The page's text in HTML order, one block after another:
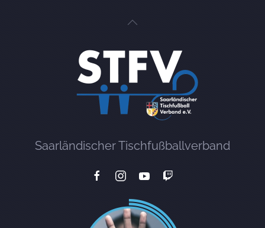
Saarländischer Tischfußballverband